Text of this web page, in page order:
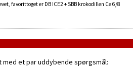
favorittoget er DB ICE2 + SBB krokodillen Ce 6/8
et par uddybende spørgsmål: